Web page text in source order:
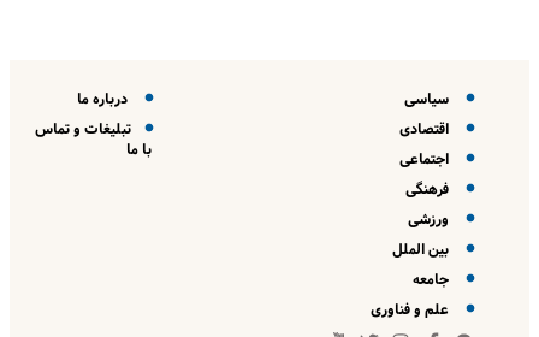
سیاسی
اقتصادی
اجتماعی
فرهنگی
ورزشی
بین الملل
جامعه
علم و فناوری
درباره ما
تبلیغات و تماس
با ما